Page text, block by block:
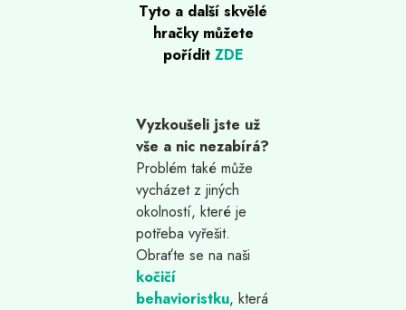
Tyto a další skvělé
hračky můžete
pořídit ZDE
Vyzkoušeli jste už
vše a nic nezabírá?
Problém také může
vycházet z jiných
okolností, které je
potřeba vyřešit.
Obraťte se na naši
kočičí
behavioristku, která